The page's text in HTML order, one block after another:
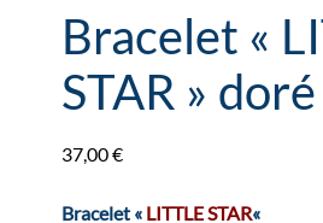
Bracelet «
STAR » doré
37,00€
Bracelet « LITTLE STAR«